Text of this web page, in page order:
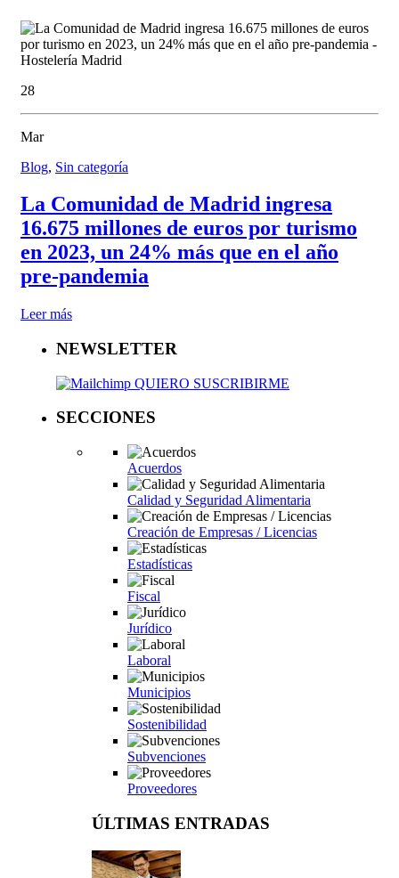
28
Mar
Blog, Sin categoría
La Comunidad de Madrid ingresa
16.675 millones de euros por turismo
en 2023, un 24% más que en el año
pre-pandemia
Leer más
NEWSLETTER
QUIERO SUSCRIBIRME
SECCIONES
Acuerdos
Calidad y Seguridad Alimentaria
Creación de Empresas / Licencias
Estadísticas
Fiscal
Jurídico
Laboral
Municipios
Sostenibilidad
Subvenciones
Proveedores
ÚLTIMAS ENTRADAS